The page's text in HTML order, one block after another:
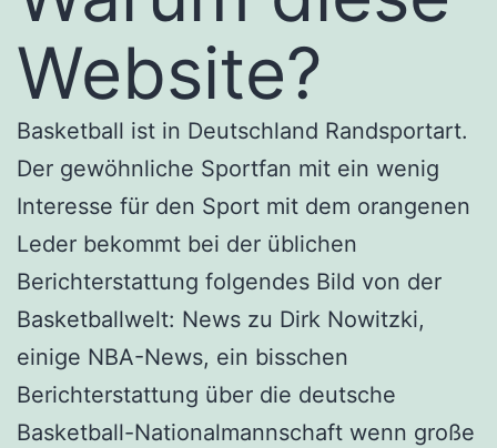
Website?
Basketball ist in Deutschland Randsportart.
Der gewöhnliche Sportfan mit ein wenig
Interesse für den Sport mit dem orangenen
Leder bekommt bei der üblichen
Berichterstattung folgendes Bild von der
Basketballwelt: News zu Dirk Nowitzki,
einige NBA-News, ein bisschen
Berichterstattung über die deutsche
Basketball-Nationalmannschaft wenn große